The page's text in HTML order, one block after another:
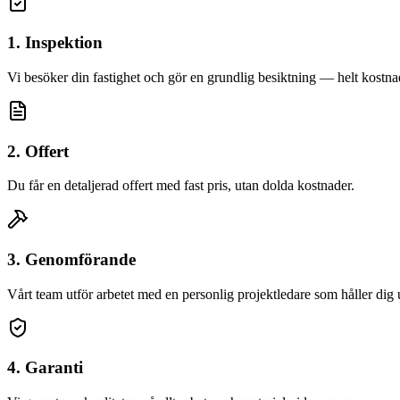
1. Inspektion
Vi besöker din fastighet och gör en grundlig besiktning — helt
2. Offert
Du får en detaljerad offert med fast pris, utan dolda kostnader.
3. Genomförande
Vårt team utför arbetet med en personlig projektledare som håller dig
4. Garanti